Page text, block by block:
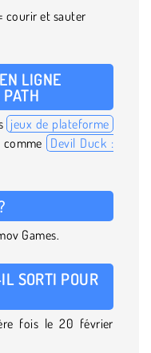
courir et sauter
LIGNE
jeux de plateforme
comme Devil Duck :
Games.
SORTI POUR
fois le 20 février